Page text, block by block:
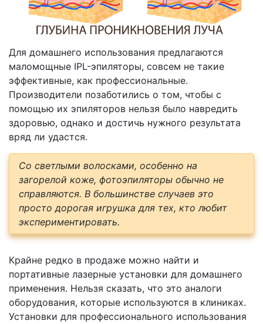
Для домашнего использования предлагаются
маломощные IPL-эпиляторы, совсем не такие
эффективные, как профессиональные.
Производители позаботились о том, чтобы с
помощью их эпиляторов нельзя было навредить
здоровью, однако и достичь нужного результата
вряд ли удастся.
Со светлыми волосками, особенно на
загорелой коже, фотоэпиляторы обычно не
справляются. В большинстве случаев это
просто дорогая игрушка для тех, кто любит
экспериментировать.
Крайне редко в продаже можно найти и
портативные лазерные установки для домашнего
применения. Нельзя сказать, что это аналоги
оборудования, которые используются в клиниках.
Установки для профессионального использования